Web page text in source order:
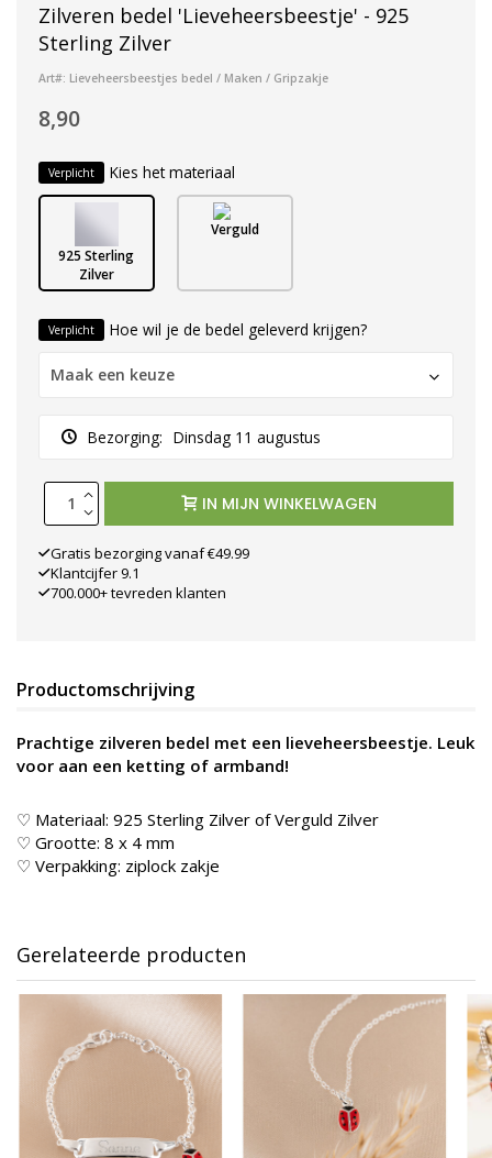
Zilveren bedel 'Lieveheersbeestje' - 925
Sterling Zilver
Art#: Lieveheersbeestjes bedel / Maken / Gripzakje
8,90
Verplicht Kies het materiaal
925 Sterling
Zilver
Verguld
Verplicht Hoe wil je de bedel geleverd krijgen?
Maak een keuze
Bezorging: Dinsdag 11 augustus
IN MIJN WINKELWAGEN
Gratis bezorging vanaf €49.99
Klantcijfer 9.1
700.000+ tevreden klanten
Productomschrijving
Prachtige zilveren bedel met een lieveheersbeestje. Leuk
voor aan een ketting of armband!
♡ Materiaal: 925 Sterling Zilver of Verguld Zilver
♡ Grootte: 8 x 4 mm
♡ Verpakking: ziplock zakje
Gerelateerde producten